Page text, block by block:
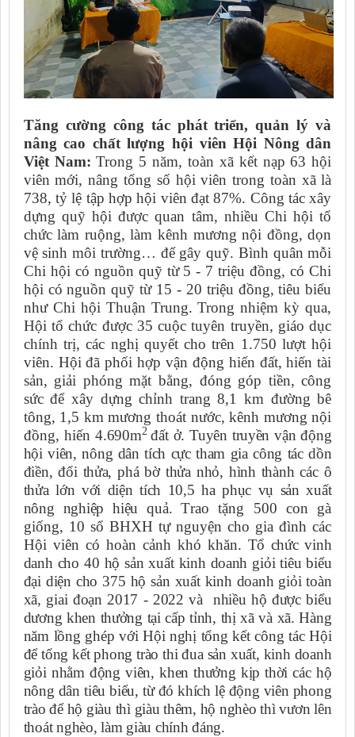
Tăng cường công tác phát triển, quản lý và
nâng cao chất lượng hội viên Hội Nông dân
Việt Nam:Trong 5 năm, toàn xã kết nạp 63 hội
viên mới,nâng tổng số hội viên trong toàn xã là
738, tỷ lệ tập hợp hội viên đạt 87%. Công tác xây
dựng quỹ hội được quan tâm, nhiều Chi hội tổ
chức làm ruộng, làm kênh mương nội đồng, dọn
vệ sinh môi trường… để gây quỹ. Bình quân mỗi
Chi hội có nguồn quỹ từ 5 - 7 triệu đồng, có Chi
hội có nguồn quỹ từ 15 - 20 triệu đồng, tiêu biểu
như Chi hội Thuận Trung.Trong nhiệm kỳ qua,
Hội tổ chức được 35 cuộc tuyên truyền, giáo dục
chính trị, các nghị quyết cho trên 1.750 lượt hội
viên. Hội đã phối hợp vận động hiến đất, hiến tài
sản, giải phóng mặt bằng, đóng góp tiền, công
sức để xây dựng chỉnh trang 8,1 km đường bê
tông, 1,5 km mương thoát nước, kênh mương nội
đồng, hiến4.690m2 đất ở. Tuyên truyền vận động
hội viên, nông dân tích cực tham gia công tác dồn
điền, đổi thửa, phá bờ thửa nhỏ, hình thành các ô
thửa lớn với diện tích 10,5 ha phục vụ sản xuất
nông nghiệp hiệu quả. Trao tặng 500 con gà
giống, 10 sổ BHXH tự nguyện cho gia đình các
Hội viên có hoàn cảnh khó khăn. Tổ chức vinh
danh cho 40 hộ sản xuất kinh doanh giỏi tiêu biểu
đại diện cho 375 hộ sản xuất kinh doanh giỏi toàn
xã, giai đoạn 2017 - 2022 và nhiều hộ được biểu
dương khen thưởng tại cấp tỉnh, thị xã và xã. Hàng
năm lồng ghép với Hội nghị tổng kết công tác Hội
để tổng kết phong trào thi đua sản xuất, kinh doanh
giỏi nhằm động viên, khen thưởng kịp thời các hộ
nông dân tiêu biểu, từ đó khích lệ động viên phong
trào để hộ giàu thì giàu thêm, hộ nghèo thì vươn lên
thoát nghèo, làm giàu chính đáng.